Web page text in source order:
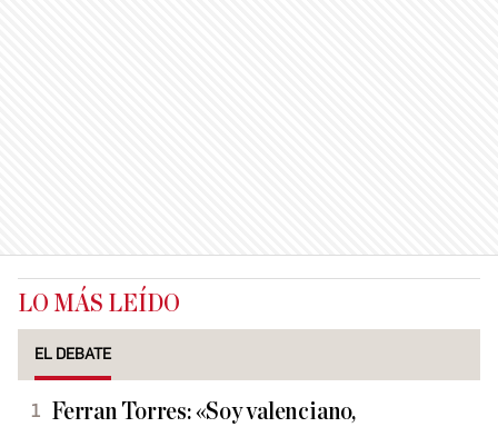
LO MÁS LEÍDO
EL DEBATE
Ferran Torres: «Soy valenciano,